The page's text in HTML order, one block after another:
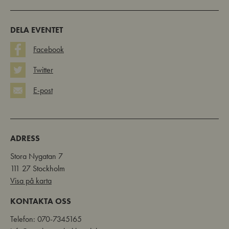
DELA EVENTET
Facebook
Twitter
E-post
ADRESS
Stora Nygatan 7
111 27 Stockholm
Visa på karta
KONTAKTA OSS
Telefon: 070-7345165